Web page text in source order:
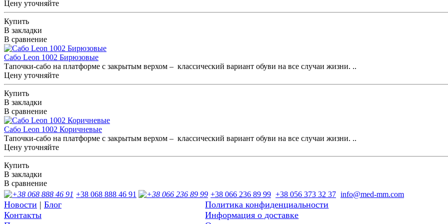
Цену уточняйте
Купить
В закладки
В сравнение
Сабо Leon 1002 Бирюзовые
Тапочки-сабо на платформе с закрытым верхом – классический вариант обуви на все случаи жизни. ..
Цену уточняйте
Купить
В закладки
В сравнение
Сабо Leon 1002 Коричневые
Тапочки-сабо на платформе с закрытым верхом – классический вариант обуви на все случаи жизни. ..
Цену уточняйте
Купить
В закладки
В сравнение
+38 068 888 46 91
+38 066 236 89 99 +38 056 373 32 37 info@med-mm.com
Новости | Блог
Контакты
Политика конфиденциальности
Информация о доставке